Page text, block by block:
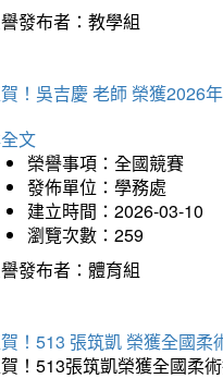
發布者：教學組
！吳吉慶 老師 榮獲2026
文
榮譽事項：全國競賽
發佈單位：學務處
建立時間：2026-03-10
瀏覽次數：259
發布者：體育組
！513 張筑凱 榮獲全國柔
！513張筑凱榮獲全國柔